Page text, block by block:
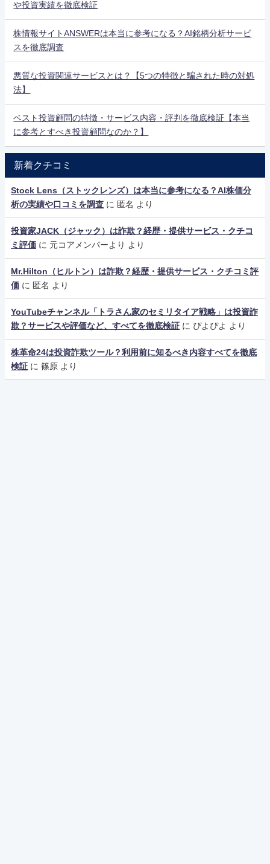
や投資実績を徹底検証
株情報サイトANSWERは本当に参考になる？AI銘柄分析サービ
スを徹底調査
悪質な投資関連サービスとは？【5つの特徴と騙された時の対処
法】
ベスト投資顧問の特徴・サービス内容・評判を徹底検証【本当
に参考とすべき投資顧問なのか？】
新着クチコミ
Stock Lens（ストックレンズ）は本当に参考になる？AI株価分
析の実績や口コミを調査 に 匿名 より
投資家JACK（ジャック）は詐欺？経歴・提供サービス・クチコ
ミ評価 に 元コアメンバーより より
Mr.Hilton（ヒルトン）は詐欺？経歴・提供サービス・クチコミ評
価 に 匿名 より
YouTubeチャンネル「トラさん家のセミリタイア戦略」は投資詐
欺？サービスや評価など、すべてを徹底検証 に ぴよぴよ より
株革命24は投資詐欺ツール？利用前に知るべき内容すべてを徹底
検証 に 篠原 より